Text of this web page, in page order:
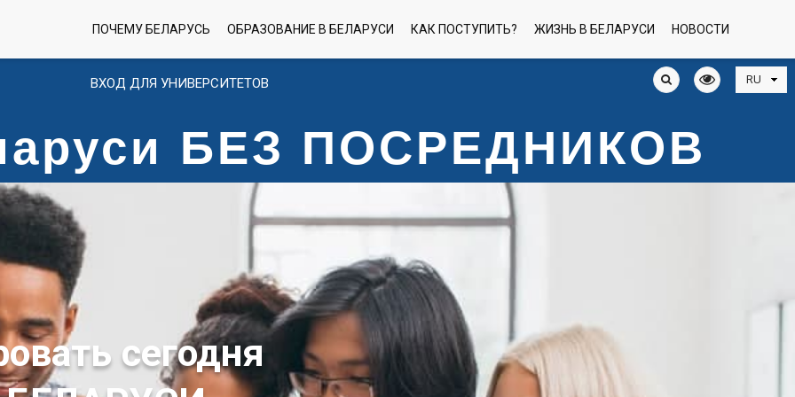
ВХОД ДЛЯ УНИВЕРСИТЕТОВ
ПОЧЕМУ БЕЛАРУСЬ ОБРАЗОВАНИЕ В БЕЛАРУСИ КАК ПОСТУПИТЬ? ЖИЗНЬ В БЕЛАРУСИ НОВОСТИ
БЕЗ ПОСРЕДНИКОВ
сегодня